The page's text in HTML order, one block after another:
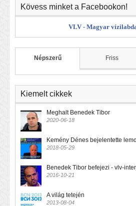
Kövess minket a Facebookon!
VLV - Magyar
Népszerű Friss
Kiemelt cikkek
Meghalt Benedek Tibor
2020-06-18
Kemény Dénes bejelentette
2018-05-29
Benedek Tibor befejezi - vlv-
2016-10-21
A világ tetején
2013-08-04